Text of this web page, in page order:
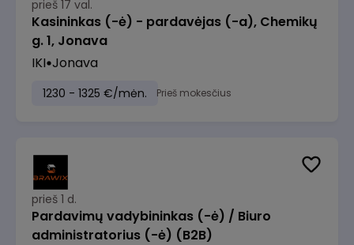
prieš 17 val.
Kasininkas (-ė) - pardavėjas (-a), Chemikų
g. 1, Jonava
IKI Jonava
1230 - 1325 €/mėn. Prieš mokesčius
prieš 1 d.
Pardavimų vadybininkas (-ė) / Biuro
administratorius (-ė) (B2B)